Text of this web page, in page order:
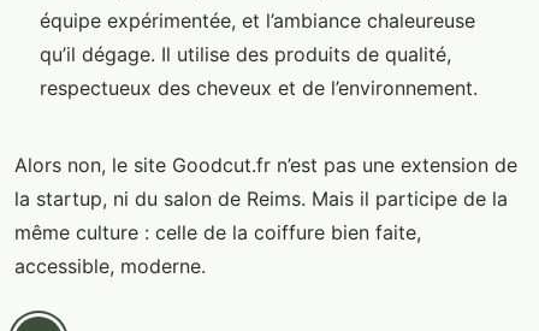
équipe expérimentée, et l’ambiance chaleureuse
qu’il dégage. Il utilise des produits de qualité,
respectueux des cheveux et de l’environnement.
Alors non, le site Goodcut.fr n’est pas une extension de
la startup, ni du salon de Reims. Mais il participe de la
même culture : celle de la coiffure bien faite,
accessible, moderne.